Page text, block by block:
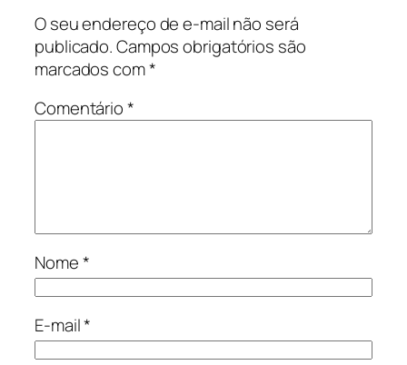
O seu endereço de e-mail não será
publicado.Campos obrigatórios são
marcados com*
Comentário*
Nome*
E-mail*